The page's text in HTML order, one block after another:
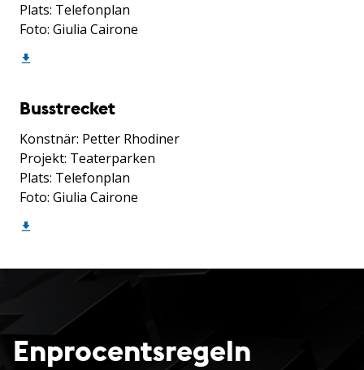
Plats: Telefonplan
Foto: Giulia Cairone
Busstrecket
Konstnär: Petter Rhodiner
Projekt: Teaterparken
Plats: Telefonplan
Foto: Giulia Cairone
Enprocentsregeln